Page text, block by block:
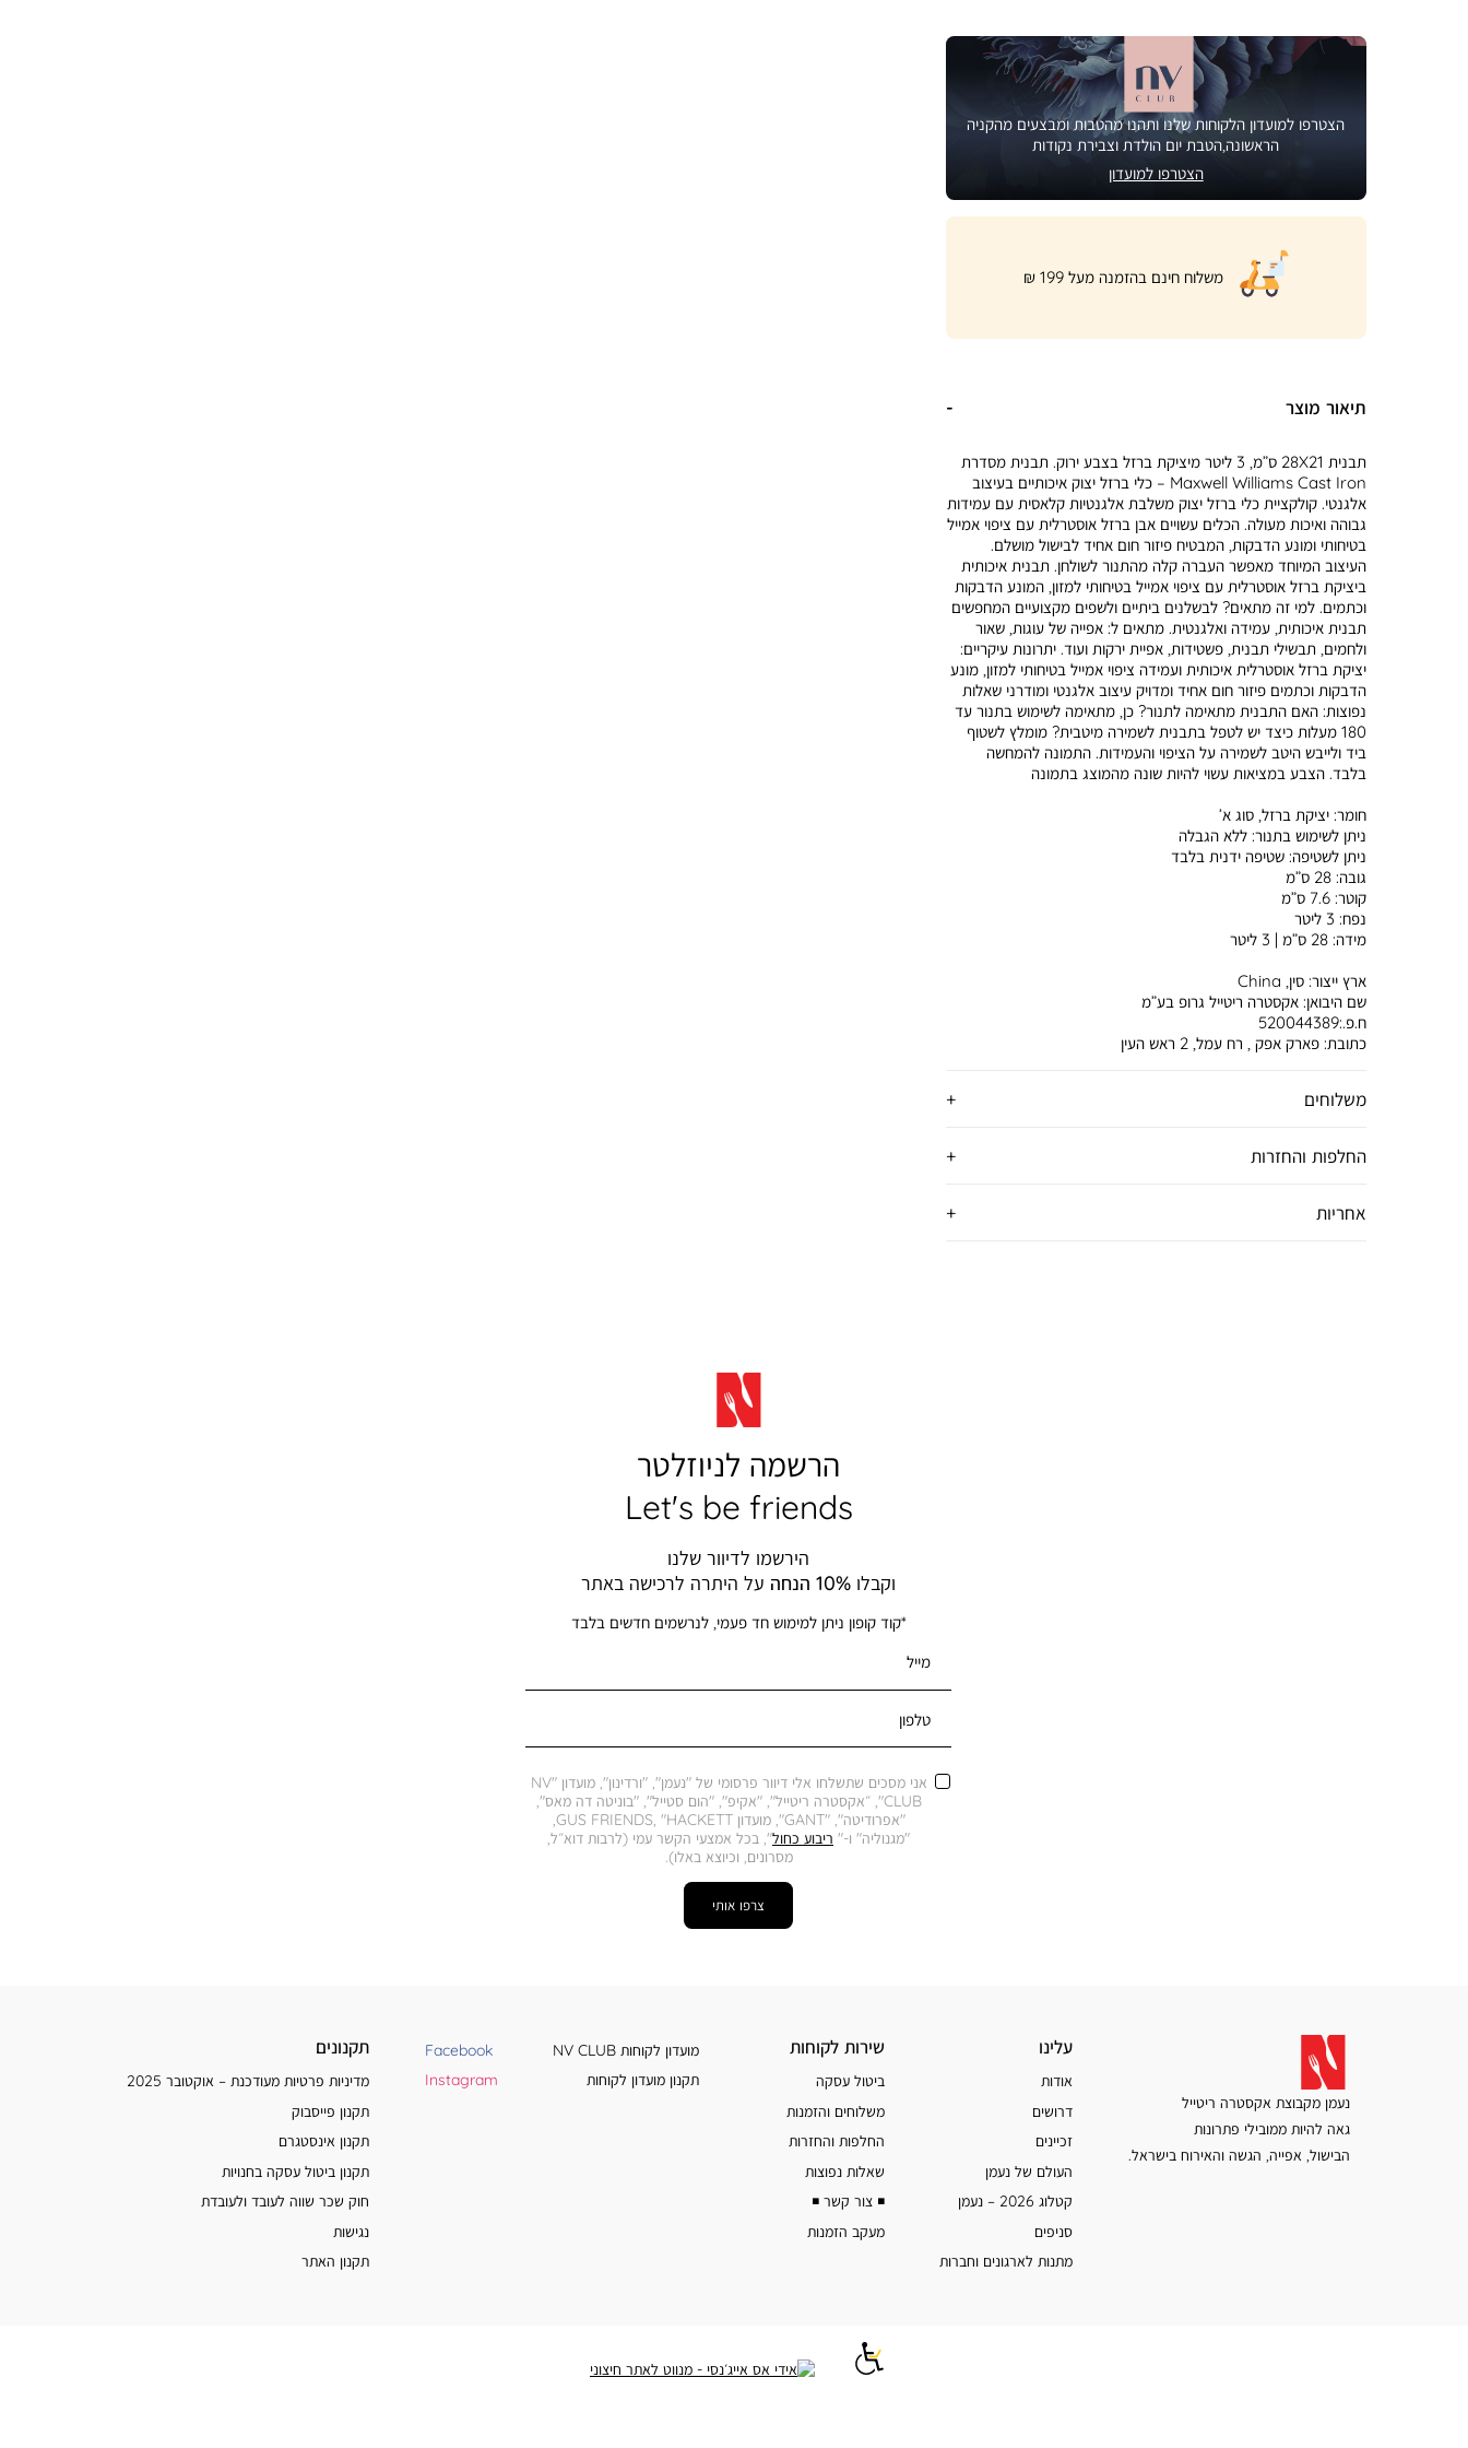
הצטרפו למועדון הלקוחות שלנו ותהנו מהטבות ומבצעים מהקניה
הראשונה,הטבת יום הולדת וצבירת נקודות
הצטרפו למועדון
|
product
page
banner
משלוח חינם בהזמנה מעל 199 ₪
תיאור מוצר
משלוחים
החלפות והחזרות
אחריות
תבנית 28X21 ס”מ, 3 ליטר מיציקת ברזל בצבע ירוק. תבנית מסדרת
Maxwell Williams Cast Iron – כלי ברזל יצוק איכותיים בעיצוב
אלגנטי. קולקציית כלי ברזל יצוק משלבת אלגנטיות קלאסית עם עמידות
גבוהה ואיכות מעולה. הכלים עשויים אבן ברזל אוסטרלית עם ציפוי אמייל
בטיחותי ומונע הדבקות, המבטיח פיזור חום אחיד לבישול מושלם.
העיצוב המיוחד מאפשר העברה קלה מהתנור לשולחן. תבנית איכותית
ביציקת ברזל אוסטרלית עם ציפוי אמייל בטיחותי למזון, המונע הדבקות
וכתמים. למי זה מתאים? לבשלנים ביתיים ולשפים מקצועיים המחפשים
תבנית איכותית, עמידה ואלגנטית. מתאים ל: אפייה של עוגות, שאור
ולחמים, תבשילי תבנית, פשטידות, אפיית ירקות ועוד. יתרונות עיקריים:
יציקת ברזל אוסטרלית איכותית ועמידה ציפוי אמייל בטיחותי למזון, מונע
הדבקות וכתמים פיזור חום אחיד ומדויק עיצוב אלגנטי ומודרני שאלות
נפוצות: האם התבנית מתאימה לתנור? כן, מתאימה לשימוש בתנור עד
180 מעלות כיצד יש לטפל בתבנית לשמירה מיטבית? מומלץ לשטוף
ביד ולייבש היטב לשמירה על הציפוי והעמידות. התמונה להמחשה
בלבד. הצבע במציאות עשוי להיות שונה מהמוצג בתמונה
חומר:יציקת ברזל, סוג א’
ניתן לשימוש בתנור:ללא הגבלה
ניתן לשטיפה:שטיפה ידנית בלבד
גובה:28 ס”מ
קוטר:7.6 ס”מ
נפח: 3 ליטר
מידה:28 ס”מ | 3 ליטר
ארץ ייצור:סין, China
שם היבואן:אקסטרה ריטייל גרופ בע”מ
ח.פ.:520044389
כתובת:פארק אפק , רח עמל, 2 ראש העין
הרשמה לניוזלטר
Let's be friends
הירשמו לדיוור שלנו
וקבלו 10% הנחה על היתרה לרכישה באתר
*קוד קופון ניתן למימוש חד פעמי, לנרשמים חדשים בלבד
מייל
טלפון
אני מסכים שתשלחו אלי דיוור פרסומי של "נעמן", "ורדינון", מועדון "NV
CLUB", ״אקסטרה ריטייל", "אקיפ", "הום סטייל", "בוניטה דה מאס",
"מגנוליה" ו-" ריבוע כחול", בכל אמצעי הקשר עמי (לרבות דוא״ל,
מסרונים, וכיוצא באלו).
צרפו אותי
נעמן מקבוצת אקסטרה ריטייל
גאה להיות ממובילי פתרונות
הבישול, אפייה, הגשה והאירוח בישראל.
עלינו
עלינו
אודות
דרושים
זכיינים
העולם של נעמן
קטלוג 2026 – נעמן
סניפים
מתנות לארגונים וחברות
שירות
שירות לקוחות
ביטול עסקה
משלוחים והזמנות
החלפות והחזרות
שאלות נפוצות
◾️ צור קשר ◾️
מעקב הזמנות
מידע
נוסף
מועדון לקוחות NV CLUB
תקנון מועדון לקוחות
Facebook
Instagram
תקנונים
מדיניות פרטיות מעודכנת – אוקטובר 2025
תקנון פייסבוק
תקנון אינסטגרם
תקנון ביטול עסקה בחנויות
חוק שכר שווה לעובד ולעובדת
נגישות
תקנון האתר